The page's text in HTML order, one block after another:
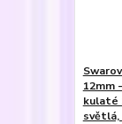
12mm
kulaté
světlá,